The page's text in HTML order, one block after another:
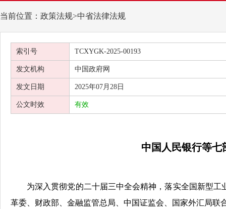
当前位置：政策法规>中省法律法规
索引号 TCXYGK-2025-00193
发文机构 中国政府网
发文日期 2025年07月28日
公文时效 有效
中国人民银行等
为深入贯彻党的二十届三中全会精神，落实全国新型
革委、财政部、金融监管总局、中国证监会、国家外汇局